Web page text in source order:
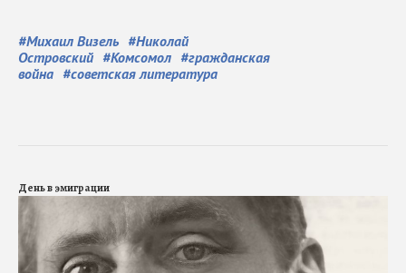
#Михаил Визель #Николай
Островский #Комсомол #гражданская
война #советская литература
День в эмиграции